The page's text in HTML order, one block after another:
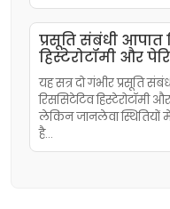
प्रसूति संबंधी आपात
हिस्टेरोटॉमी और
यह सत्र दो गंभीर प्रसूति
रिससिटेटिव हिस्टेरोटॉमी
लेकिन जानलेवा स्थितियों
है...